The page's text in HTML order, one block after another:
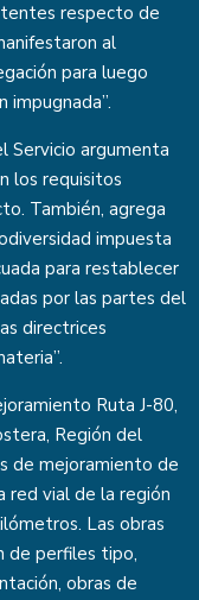
respecto de
al
para luego
impugnada”.
Servicio argumenta
los requisitos
También, agrega
impuesta
para restablecer
por las partes del
directrices
Ruta J-80,
Región del
de mejoramiento de
red vial de la región
Las obras
de perfiles tipo,
obras de